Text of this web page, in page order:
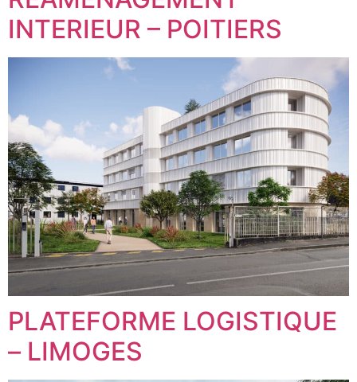
INTERIEUR – POITIERS
PLATEFORME LOGISTIQUE
– LIMOGES